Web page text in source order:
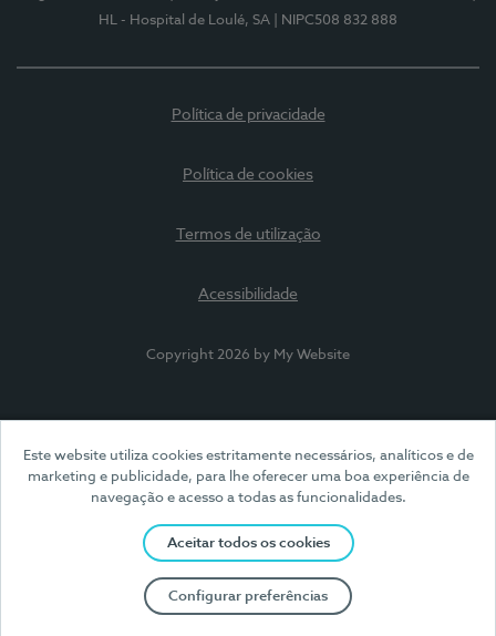
Este website utiliza cookies estritamente necessários, analíticos e de
marketing e publicidade, para lhe oferecer uma boa experiência de
navegação e acesso a todas as funcionalidades.
Aceitar todos os cookies
Configurar preferências
HL - Hospital de Loulé, SA
| NIPC508 832 888
Política de privacidade
Política de cookies
Termos de utilização
Acessibilidade
Copyright 2026 by My Website